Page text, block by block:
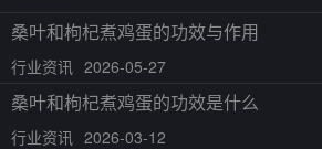
桑叶和枸杞煮鸡蛋的功效与作用
行业资讯 2026-05-27
桑叶和枸杞煮鸡蛋的功效是什么
行业资讯 2026-03-12